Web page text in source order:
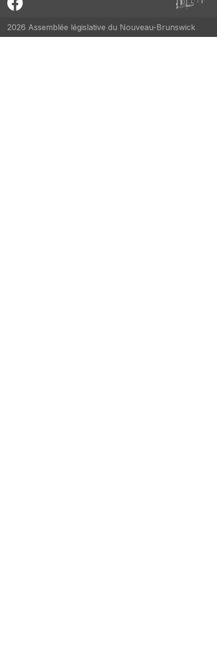
2026 Assemblée législative du Nouveau-Brunswick